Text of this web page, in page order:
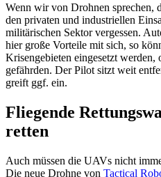
Wenn wir von Drohnen sprechen,
den privaten und industriellen
militärischen Sektor vergessen.
hier große Vorteile mit sich, so
Krisengebieten eingesetzt werden,
gefährden. Der Pilot sitzt weit
greift ggf. ein.
Fliegende
retten
Auch müssen die UAVs nicht
Die neue Drohne von Tactical